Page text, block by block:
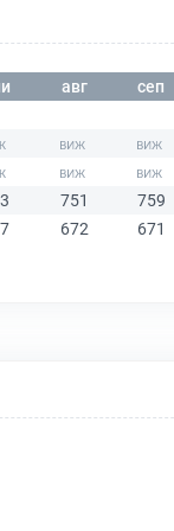
авг сеп
751 759
672 671